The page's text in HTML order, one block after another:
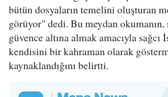
bütün dosyaların temelini oluşturan
görüyor" dedi. Bu meydan
güvence altına almak amacıyla
kendisini bir kahraman olarak
kaynaklandığını belirtti.